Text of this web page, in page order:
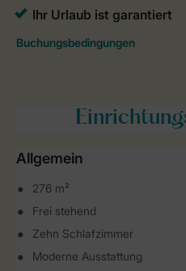
Allgemein
276 m²
Frei stehend
Zehn Schlafzimmer
Moderne Ausstattung